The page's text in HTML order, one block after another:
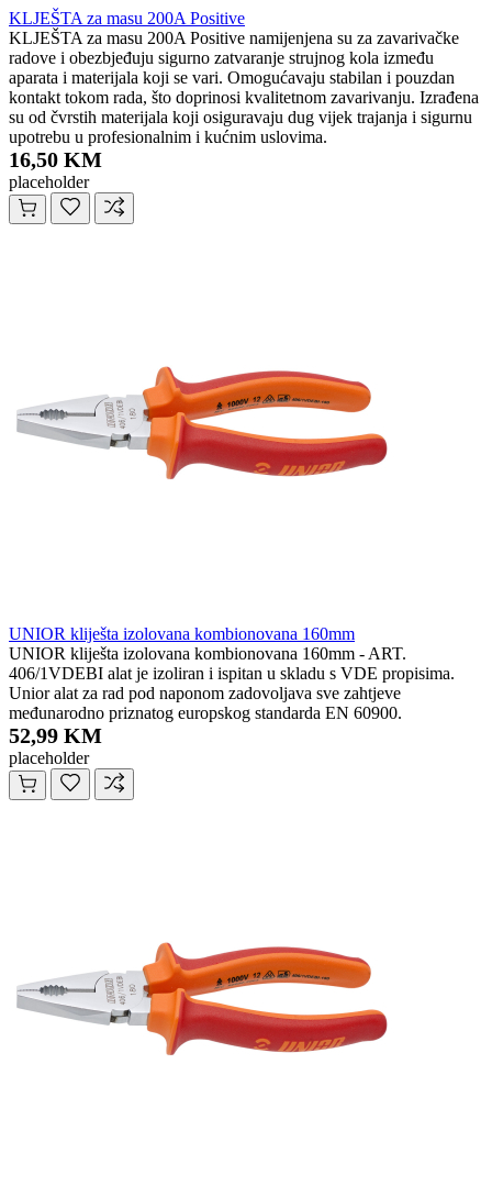
KLJEŠTA za masu 200A Positive
KLJEŠTA za masu 200A Positive namijenjena su za zavarivačke
radove i obezbjeđuju sigurno zatvaranje strujnog kola između
aparata i materijala koji se vari. Omogućavaju stabilan i pouzdan
kontakt tokom rada, što doprinosi kvalitetnom zavarivanju. Izrađena
su od čvrstih materijala koji osiguravaju dug vijek trajanja i sigurnu
upotrebu u profesionalnim i kućnim uslovima.
16,50 KM
placeholder
UNIOR kliješta izolovana kombionovana 160mm
UNIOR kliješta izolovana kombionovana 160mm - ART.
406/1VDEBI alat je izoliran i ispitan u skladu s VDE propisima.
Unior alat za rad pod naponom zadovoljava sve zahtjeve
međunarodno priznatog europskog standarda EN 60900.
52,99 KM
placeholder